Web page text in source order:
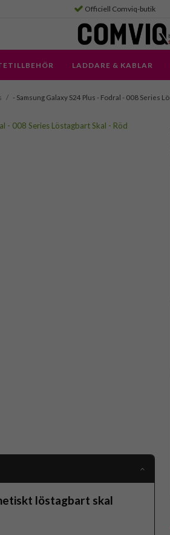
Officiell Comviq-butik
LADDARE & KABLAR
/ - Samsung Galaxy S24 Plus - Fodral - 008 Series
löstagbart skal